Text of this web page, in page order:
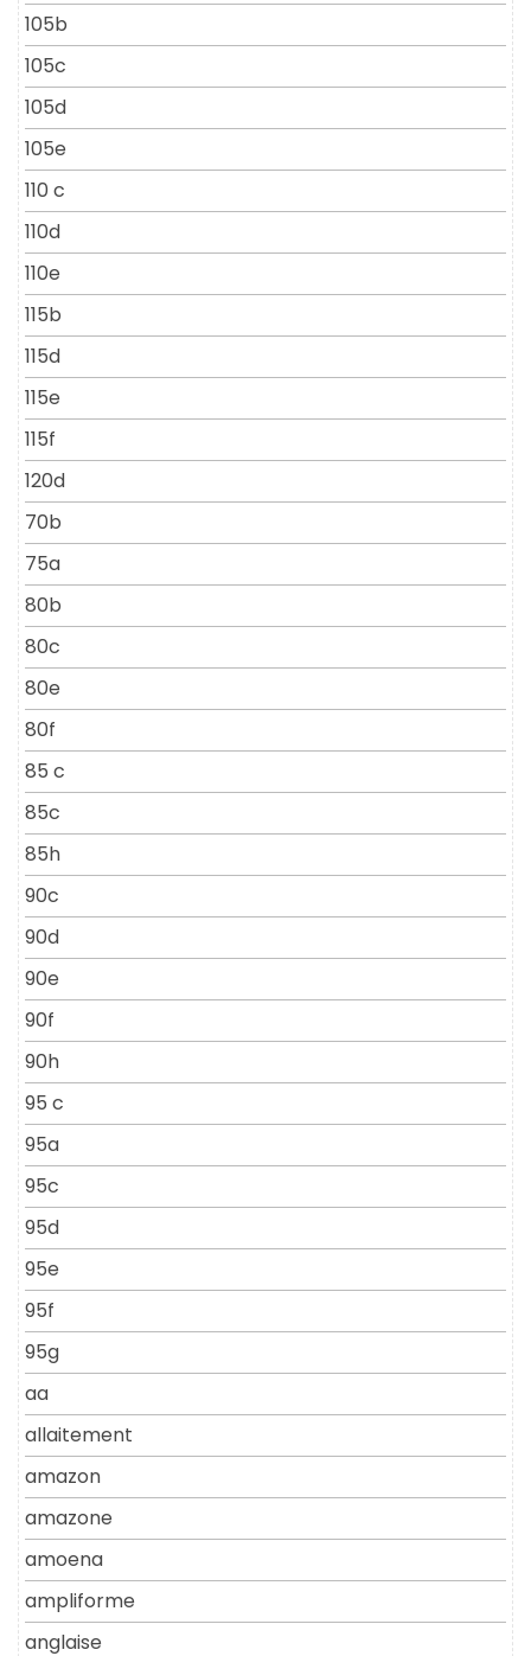
105b
105c
105d
105e
110 c
110d
110e
115b
115d
115e
115f
120d
70b
75a
80b
80c
80e
80f
85 c
85c
85h
90c
90d
90e
90f
90h
95 c
95a
95c
95d
95e
95f
95g
aa
allaitement
amazon
amazone
amoena
ampliforme
anglaise